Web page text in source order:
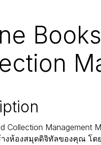
Collection Management
งห้องสมุดดิจิทัลของคุณ โ